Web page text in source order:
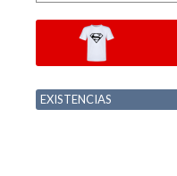
EXISTENCIAS